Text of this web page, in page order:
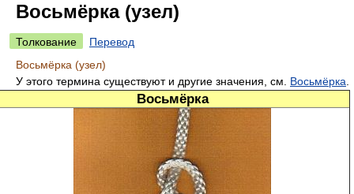
Восьмёрка (узел)
Толкование
Перевод
Восьмёрка (узел)
У этого термина существуют и другие значения, см. Восьмёрка
Восьмёрка